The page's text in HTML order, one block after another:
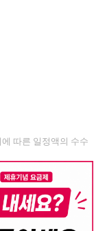
따른 일정액의 수수